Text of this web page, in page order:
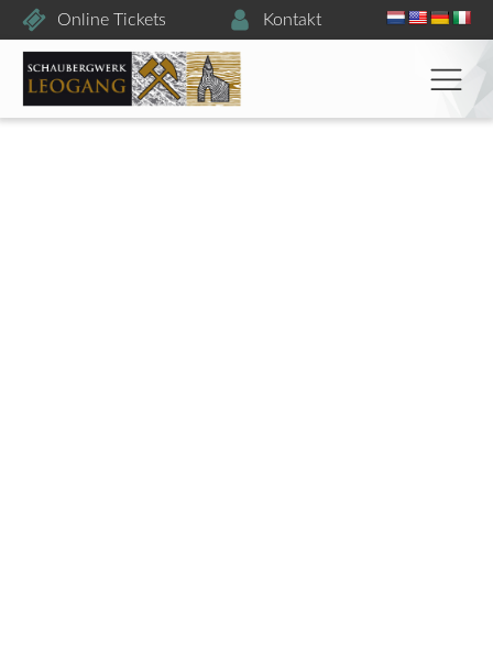
Online Tickets Kontakt